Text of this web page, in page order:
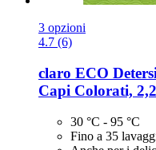
3 opzioni
4.7 (6)
claro ECO
Capi Colorati,
30 °C - 95 °C
Fino a 35